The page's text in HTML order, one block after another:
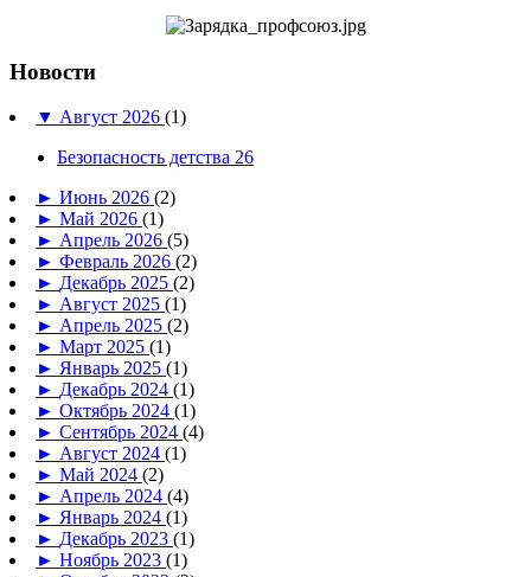
Новости
▼ Август 2026 (1)
Безопасность детства 26
► Июнь 2026 (2)
► Май 2026 (1)
► Апрель 2026 (5)
► Февраль 2026 (2)
► Декабрь 2025 (2)
► Август 2025 (1)
► Апрель 2025 (2)
► Март 2025 (1)
► Январь 2025 (1)
► Декабрь 2024 (1)
► Октябрь 2024 (1)
► Сентябрь 2024 (4)
► Август 2024 (1)
► Май 2024 (2)
► Апрель 2024 (4)
► Январь 2024 (1)
► Декабрь 2023 (1)
► Ноябрь 2023 (1)